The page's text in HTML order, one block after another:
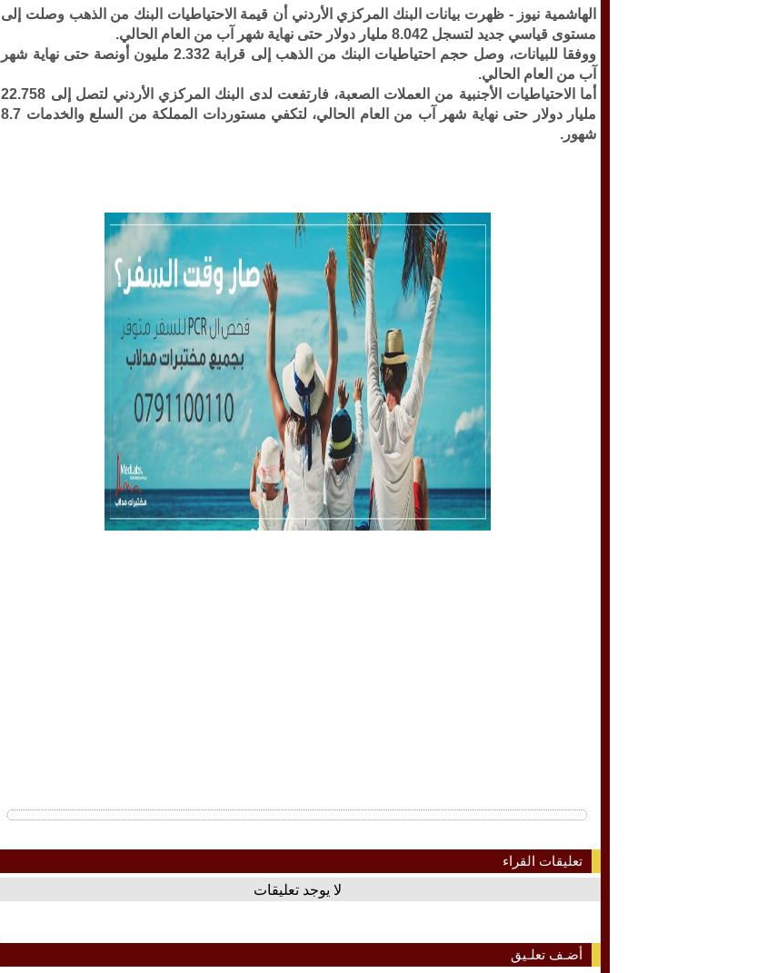
الهاشمية نيوز - ظهرت بيانات البنك المركزي الأردني أن قيمة الاحتياطيات البنك من الذهب وصلت إلى
مستوى قياسي جديد لتسجل 8.042 مليار دولار حتى نهاية شهر آب من العام الحالي.
ووفقا للبيانات، وصل حجم احتياطيات البنك من الذهب إلى قرابة 2.332 مليون أونصة حتى نهاية شهر
آب من العام الحالي.
أما الاحتياطيات الأجنبية من العملات الصعبة، فارتفعت لدى البنك المركزي الأردني لتصل إلى 22.758
مليار دولار حتى نهاية شهر آب من العام الحالي، لتكفي مستوردات المملكة من السلع والخدمات 8.7
شهور.
تعليقات القراء
لا يوجد تعليقات
أضـف تعلـيق